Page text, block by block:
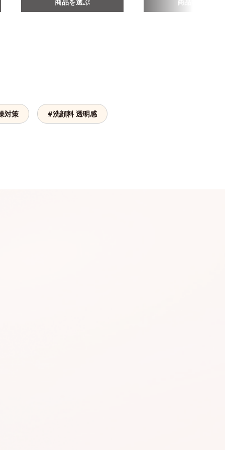
商品を選ぶ 商品を選ぶ
対策 #洗顔料 透明感